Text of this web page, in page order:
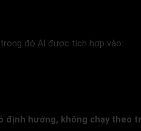
đó AI được tích hợp vào:
định hướng, không chạy theo